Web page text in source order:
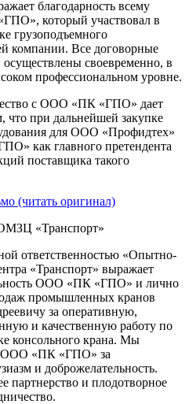
благодарность всему
который участвовал в
грузоподъемного
компании. Все договорные
осуществлены своевременно, в
профессиональном уровне.
с ООО «ПК «ГПО» дает
что при дальнейшей закупке
для ООО «Профидтех»
как главного претендента
поставщика такого
(читать оригинал)
«Транспорт»
ответственностью «Опытно-
«Транспорт» выражает
ООО «ПК «ГПО» и лично
промышленных кранов
за оперативную,
и качественную работу по
консольного крана. Мы
ООО «ПК «ГПО» за
и доброжелательность.
партнерство и плодотворное